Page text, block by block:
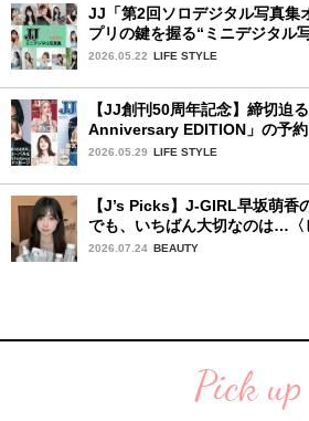
JJ「第2回ソロデジタル写真集
プリの鍵を握る“ミニデジタル
ファイナリストの個性あふれる
2026.05.22 LIFE STYLE
【JJ創刊50周年記念】締切迫
Anniversary EDITION」の予約
2026.05.29 LIFE STYLE
【J’s Picks】J-GIRL早坂萌香
でも、いちばん大切なのは…〈
ン夏の必需品〉
2026.07.24 BEAUTY
Pick up